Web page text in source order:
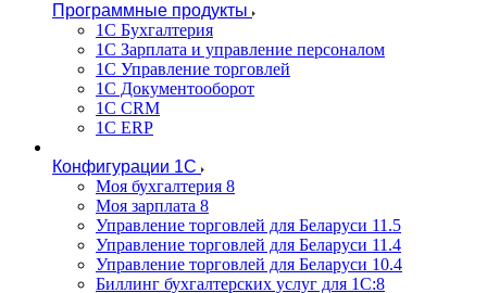
Программные продукты
1С Бухгалтерия
1С Зарплата и управление персоналом
1С Управление торговлей
1С Документооборот
1С CRM
1С ERP
Конфигурации 1С
Моя бухгалтерия 8
Моя зарплата 8
Управление торговлей для Беларуси 11.5
Управление торговлей для Беларуси 11.4
Управление торговлей для Беларуси 10.4
Биллинг бухгалтерских услуг для 1С:8